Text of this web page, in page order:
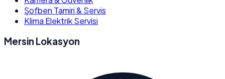
Şofben Tamiri & Servis
Klima Elektrik Servisi
Mersin Lokasyon